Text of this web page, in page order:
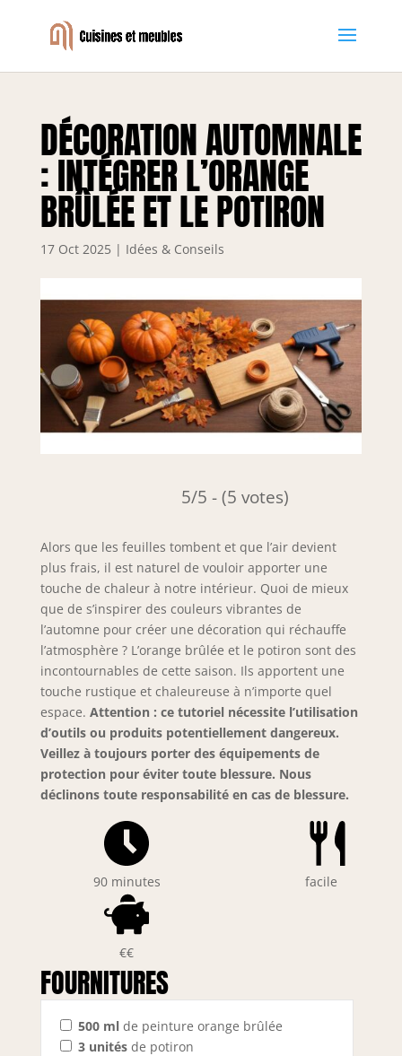
DÉCORATION AUTOMNALE
: INTÉGRER L’ORANGE
BRÛLÉE ET LE POTIRON
17 Oct 2025 | Idées & Conseils
5/5 - (5 votes)
Alors que les feuilles tombent et que l’air devient
plus frais, il est naturel de vouloir apporter une
touche de chaleur à notre intérieur. Quoi de mieux
que de s’inspirer des couleurs vibrantes de
l’automne pour créer une décoration qui réchauffe
l’atmosphère ? L’orange brûlée et le potiron sont des
incontournables de cette saison. Ils apportent une
touche rustique et chaleureuse à n’importe quel
espace. Attention : ce tutoriel nécessite l’utilisation
d’outils ou produits potentiellement dangereux.
Veillez à toujours porter des équipements de
protection pour éviter toute blessure. Nous
déclinons toute responsabilité en cas de blessure.
90 minutes facile
€€
FOURNITURES
500 mlde peinture orange brûlée
3 unitésde potiron